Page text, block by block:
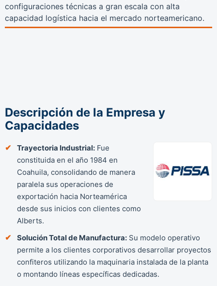
configuraciones técnicas a gran escala con alta
capacidad logística hacia el mercado norteamericano.
Descripción de la Empresa y
Capacidades
Trayectoria Industrial: Fue
constituida en el año 1984 en
Coahuila, consolidando de manera
paralela sus operaciones de
exportación hacia Norteamérica
desde sus inicios con clientes como
Alberts.
Solución Total de Manufactura: Su modelo operativo
permite a los clientes corporativos desarrollar proyectos
confiteros utilizando la maquinaria instalada de la planta
o montando líneas específicas dedicadas.